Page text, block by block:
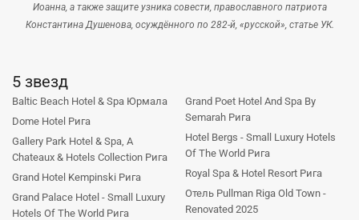
Иоанна, а также защите узника совести, православного патриота
Константина Душенова, осуждённого по 282-й, «русской», статье УК.
5 звезд
Baltic Beach Hotel & Spa Юрмала
Dome Hotel Рига
Gallery Park Hotel & Spa, A
Chateaux & Hotels Collection Рига
Grand Hotel Kempinski Рига
Grand Palace Hotel - Small Luxury
Hotels Of The World Рига
Grand Poet Hotel And Spa By
Semarah Рига
Hotel Bergs - Small Luxury Hotels
Of The World Рига
Royal Spa & Hotel Resort Рига
Отель Pullman Riga Old Town -
Renovated 2025